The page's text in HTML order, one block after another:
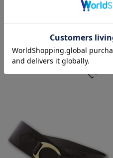
【E】 ※特価品の為、返
(税込)
在庫を確認する